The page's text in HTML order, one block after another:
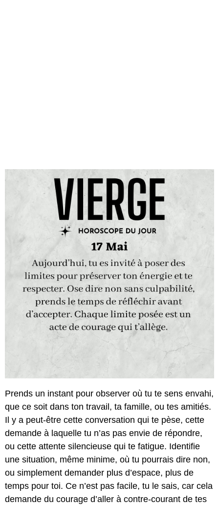
Prends un instant pour observer où tu te sens envahi,
que ce soit dans ton travail, ta famille, ou tes amitiés.
Il y a peut-être cette conversation qui te pèse, cette
demande à laquelle tu n’as pas envie de répondre,
ou cette attente silencieuse qui te fatigue. Identifie
une situation, même minime, où tu pourrais dire non,
ou simplement demander plus d’espace, plus de
temps pour toi. Ce n’est pas facile, tu le sais, car cela
demande du courage d’aller à contre-courant de tes